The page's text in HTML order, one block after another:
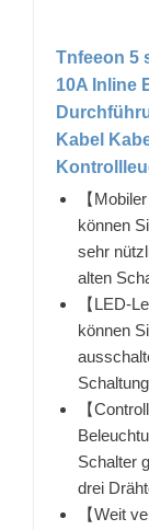
Tnfeeon 5
10A Inline
Kabel
【
können
sehr
alten
【LED-
können
【
Schalter
drei
【Weit